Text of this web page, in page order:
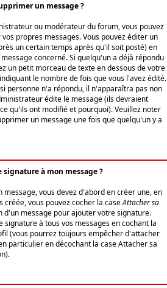
un message ?
ou modérateur du forum, vous pouvez
propres messages. Vous pouvez éditer un
un certain temps après qu'il soit posté) en
concerné. Si quelqu'un a déjà répondu
un petit morceau de texte en dessous de votre
le nombre de fois que vous l'avez édité.
personne n'a répondu, il n'apparaîtra pas non
édite le message (ils devraient
qu'ils ont modifié et pourquoi). Veuillez noter
un message une fois que quelqu'un y a
à mon message ?
message, vous devez d'abord en créer une, en
créée, vous pouvez cocher la caseAttacher sa
d'un message pour ajouter votre signature.
signature à tous vos messages en cochant la
(vous pourrez toujours empêcher d'attacher
particulier en décochant la case Attacher sa